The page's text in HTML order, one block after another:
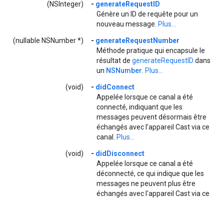
(NSInteger) - generateRequestID
Génère un ID de requête pour un
nouveau message. Plus...
(nullable NSNumber *) - generateRequestNumber
Méthode pratique qui encapsule le
résultat de generateRequestID dans
un NSNumber Plus...
(void) - didConnect
Appelée lorsque ce canal a été
connecté, indiquant que les
messages peuvent désormais être
échangés avec l'appareil Cast via ce
canal.
Plus...
(void) - didDisconnect
Appelée lorsque ce canal a été
déconnecté, ce qui indique que les
messages ne peuvent plus être
échangés avec l'appareil Cast via ce